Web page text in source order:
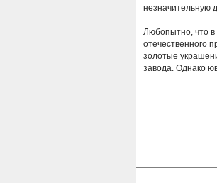
незначительную
Любопытно, что в
отечественного
золотые
завода. Однако